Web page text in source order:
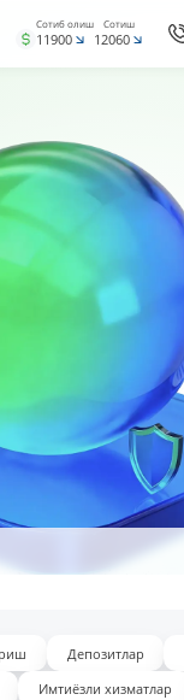
Сотиб олиш
11900
Сотиш
12060
Депозитлар
Имтиёзли хизматлар